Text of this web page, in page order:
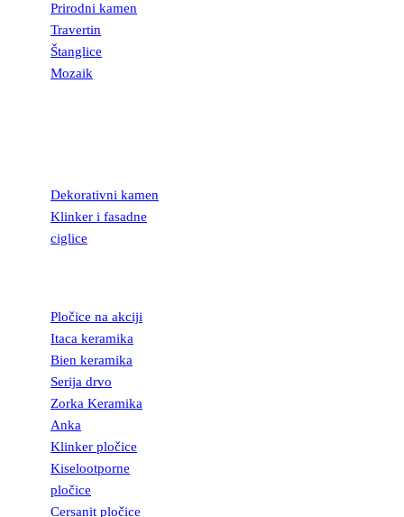
Prirodni kamen
Travertin
Štanglice
Mozaik
Dekorativni kamen
Klinker i fasadne
ciglice
Pločice na akciji
Itaca keramika
Bien keramika
Serija drvo
Zorka Keramika
Anka
Klinker pločice
Kiselootporne
pločice
Cersanit pločice